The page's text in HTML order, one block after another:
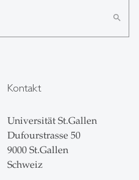
search
Kontakt
Universität St.Gallen
Dufourstrasse 50
9000 St.Gallen
Schweiz